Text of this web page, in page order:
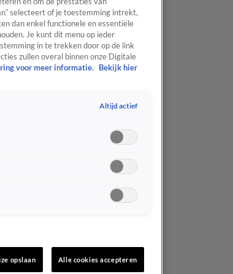
selecteert of je toestemming intrekt,
dan enkel functionele en essentiële
Je kunt dit menu op ieder
in te trekken door op de link
zullen overal binnen onze Digitale
voor meer informatie.
Bekijk hier
Altijd actief
opslaan Alle cookies accepteren